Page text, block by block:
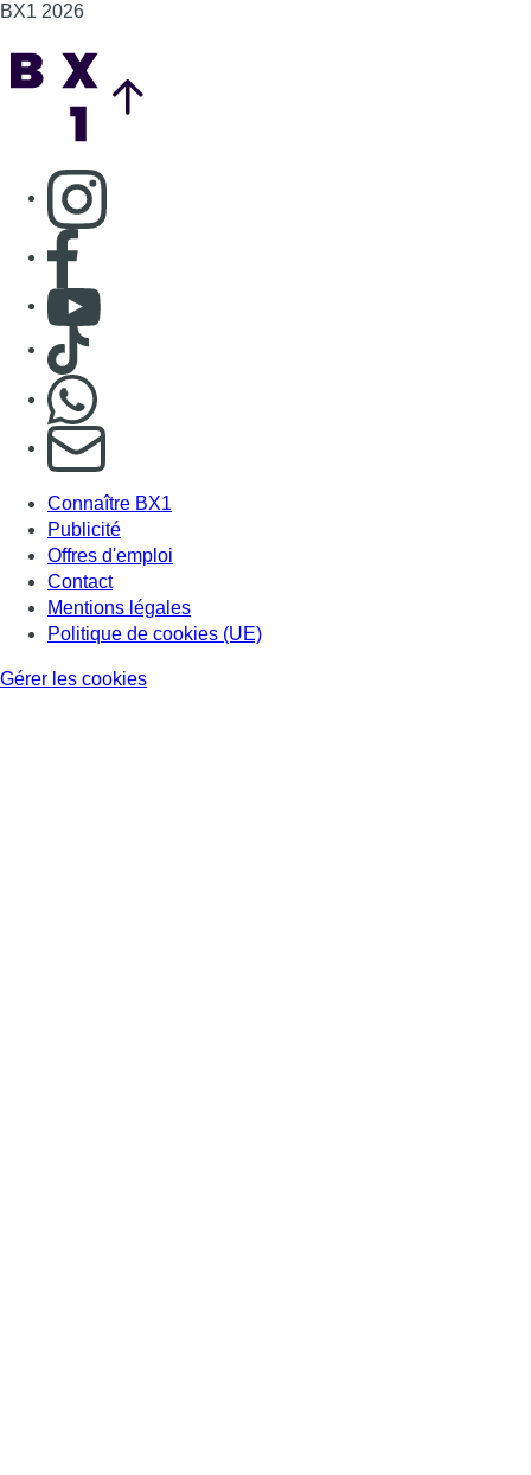
BX1 2026
Consulter page Instagram
Consulter page Facebook
Consulter Youtube
Consulter TikTok
S'abonner à notre newsletter
Connaître BX1
Publicité
Offres d'emploi
Contact
Mentions légales
Politique de cookies (UE)
Gérer les cookies